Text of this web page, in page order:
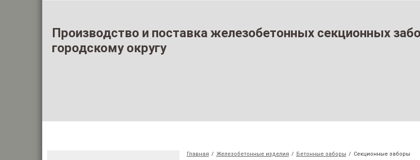
Производство и поставка железобетонных секционных
городскому округу
Главная / Железобетонные изделия / Бетонные заборы / Секционные заборы